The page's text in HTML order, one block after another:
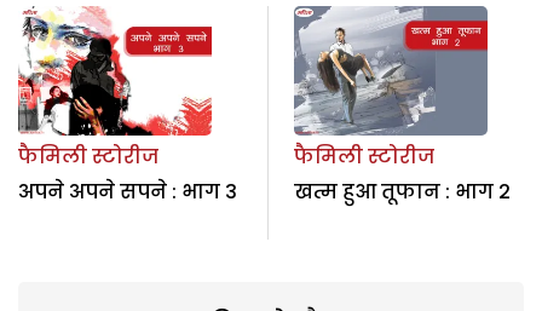
फैमिली स्टोरीज
अपने अपने सपने : भाग 3
फैमिली स्टोरीज
खत्म हुआ तूफान : भाग 2